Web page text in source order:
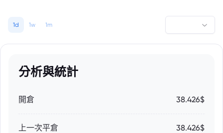
1d 1w 1m
分析與統計
開倉 38.426$
上一次平倉 38.426$